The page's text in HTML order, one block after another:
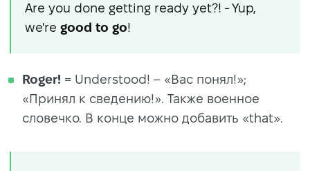
Are you done getting ready yet?! - Yup,
we're good to go!
Roger! = Understood! – «Вас понял!»;
«Принял к сведению!». Также военное
словечко. В конце можно добавить «that».